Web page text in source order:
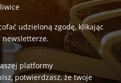
udzieloną zgodę, klikając
newsletterze.
platformy
potwierdzasz, że twoje